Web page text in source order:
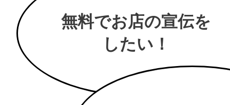
無料でお店の宣伝を
したい！